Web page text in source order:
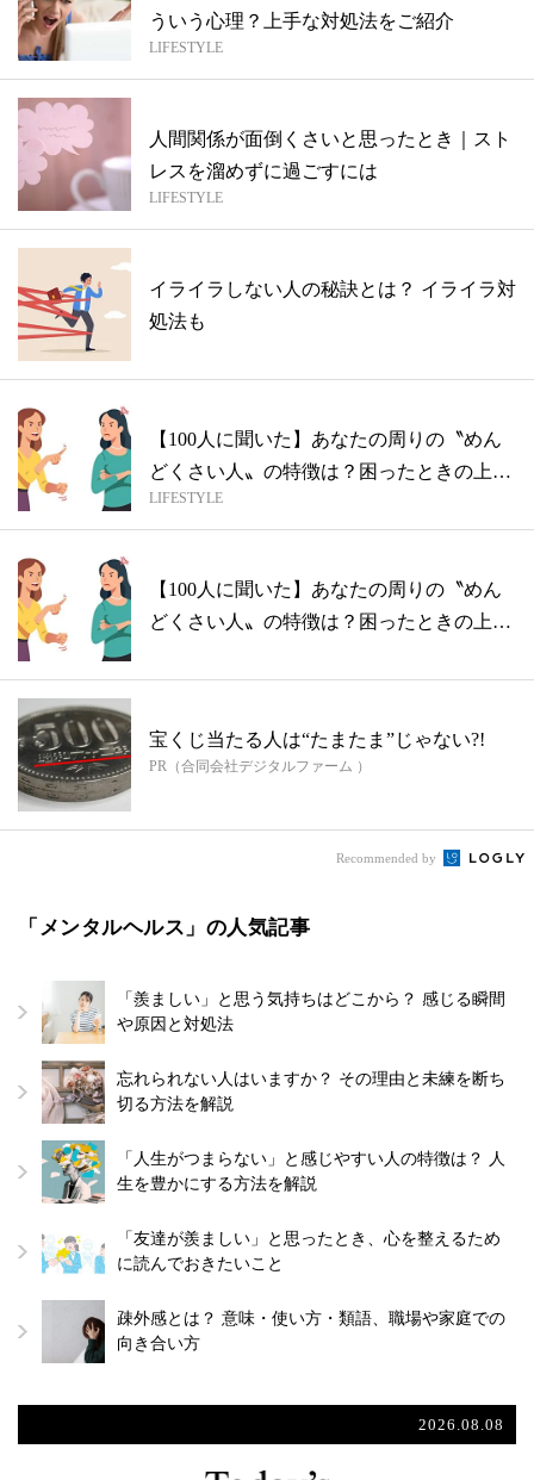
ういう心理？上手な対処法をご紹介
LIFESTYLE
人間関係が面倒くさいと思ったとき｜スト
レスを溜めずに過ごすには
LIFESTYLE
イライラしない人の秘訣とは？ イライラ対
処法も
【100人に聞いた】あなたの周りの〝めん
どくさい人〟の特徴は？困ったときの上手
な...
LIFESTYLE
【100人に聞いた】あなたの周りの〝めん
どくさい人〟の特徴は？困ったときの上手
宝くじ当たる人は“たまたま”じゃない?!
PR（合同会社デジタルファーム ）
Recommended by
「メンタルヘルス」の人気記事
「羨ましい」と思う気持ちはどこから？ 感じる瞬間
や原因と対処法
忘れられない人はいますか？ その理由と未練を断ち
切る方法を解説
「人生がつまらない」と感じやすい人の特徴は？ 人
生を豊かにする方法を解説
「友達が羨ましい」と思ったとき、心を整えるため
に読んでおきたいこと
疎外感とは？ 意味・使い方・類語、職場や家庭での
向き合い方
2026.08.08